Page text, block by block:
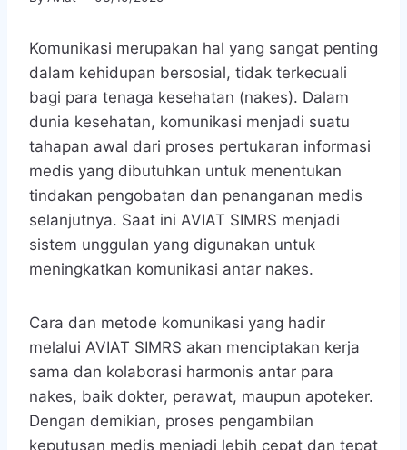
Komunikasi merupakan hal yang sangat penting
dalam kehidupan bersosial, tidak terkecuali
bagi para tenaga kesehatan (nakes). Dalam
dunia kesehatan, komunikasi menjadi suatu
tahapan awal dari proses pertukaran informasi
medis yang dibutuhkan untuk menentukan
tindakan pengobatan dan penanganan medis
selanjutnya. Saat ini AVIAT SIMRS menjadi
sistem unggulan yang digunakan untuk
meningkatkan komunikasi antar nakes.
Cara dan metode komunikasi yang hadir
melalui AVIAT SIMRS akan menciptakan kerja
sama dan kolaborasi harmonis antar para
nakes, baik dokter, perawat, maupun apoteker.
Dengan demikian, proses pengambilan
keputusan medis menjadi lebih cepat dan tepat